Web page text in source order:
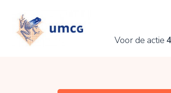
Voor de actie